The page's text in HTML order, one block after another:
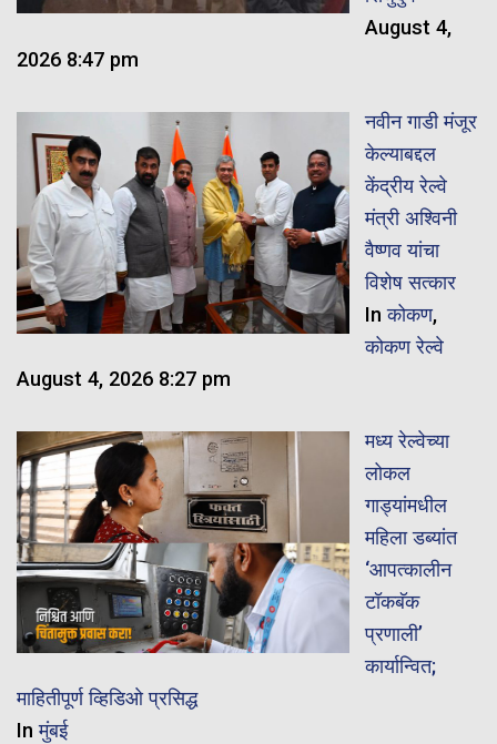
August 4,
2026 8:47 pm
नवीन गाडी मंजूर
केल्याबद्दल
केंद्रीय रेल्वे
मंत्री अश्विनी
वैष्णव यांचा
विशेष सत्कार
Inकोकण,
कोकण रेल्वे
August 4, 2026 8:27 pm
मध्य रेल्वेच्या
लोकल
गाड्यांमधील
महिला डब्यांत
‘आपत्कालीन
टॉकबॅक
प्रणाली’
कार्यान्वित;
माहितीपूर्ण व्हिडिओ प्रसिद्ध
Inमुंबई